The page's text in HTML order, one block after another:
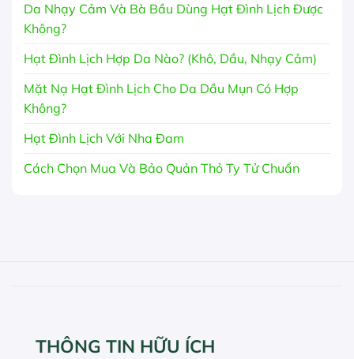
Da Nhạy Cảm Và Bà Bầu Dùng Hạt Đình Lịch Được
Không?
Hạt Đình Lịch Hợp Da Nào? (Khô, Dầu, Nhạy Cảm)
Mặt Nạ Hạt Đình Lịch Cho Da Dầu Mụn Có Hợp
Không?
Hạt Đình Lịch Với Nha Đam
Cách Chọn Mua Và Bảo Quản Thỏ Ty Tử Chuẩn
THÔNG TIN HỮU ÍCH